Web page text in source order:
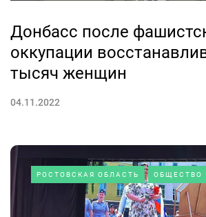
Донбасс после
оккупации
тысяч женщин
04.11.2022
РОСТОВСКАЯ ОБЛАСТЬ ОБЩЕСТВО